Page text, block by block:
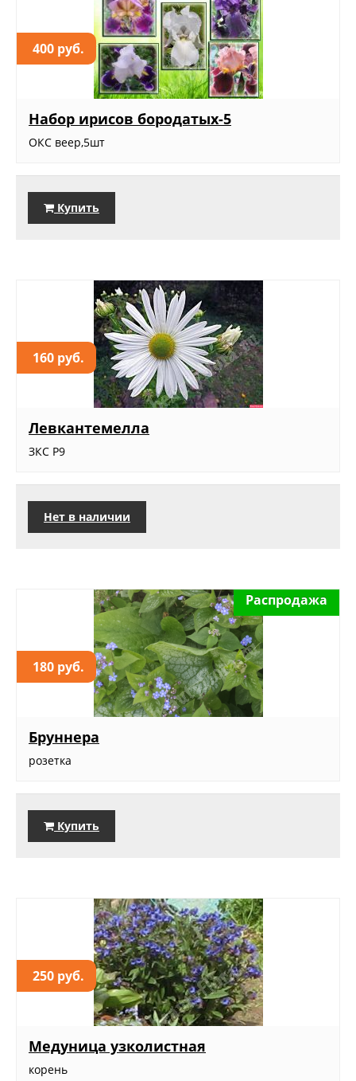
400 руб.
Набор ирисов бородатых-5
ОКС веер,5шт
Купить
160 руб.
Левкантемелла
ЗКС Р9
Нет в наличии
180 руб.
Распродажа
Бруннера
розетка
Купить
250 руб.
Медуница узколистная
корень